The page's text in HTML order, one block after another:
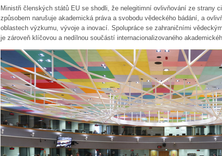
Ministři členských států EU se shodli, že nelegitimní ovlivňování ze strany
způsobem narušuje akademická práva a svobodu vědeckého bádání, a
oblastech výzkumu, vývoje a inovací. Spolupráce se zahraničními
je zároveň klíčovou a nedílnou součástí internacionalizovaného